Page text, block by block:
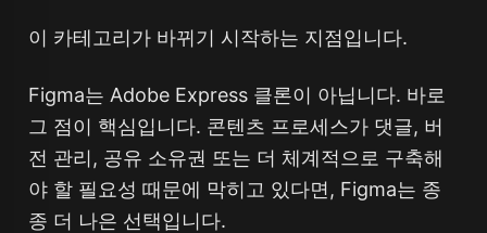
이 카테고리가 바뀌기 시작하는 지점입니다.
Figma는 Adobe Express 클론이 아닙니다. 바로
그 점이 핵심입니다. 콘텐츠 프로세스가 댓글, 버
전 관리, 공유 소유권 또는 더 체계적으로 구축해
야 할 필요성 때문에 막히고 있다면, Figma는 종
종 더 나은 선택입니다.